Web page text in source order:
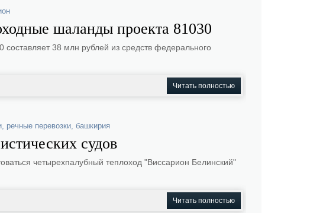
шаланды проекта 81030
38 млн рублей из средств федерального
Читать полностью
, речные перевозки, башкирия
судов
четырехпалубный теплоход "Виссарион Белинский"
Читать полностью